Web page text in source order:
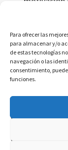
Para ofrecer las
para almacenar y/o
de estas tecnologías
navegación o las
consentimiento,
funciones.
completa
efectivas
aplicación
LEER MÁS